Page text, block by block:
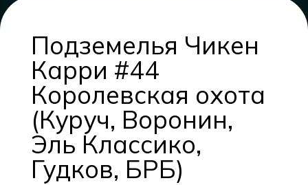
Подземелья Чикен
Карри #44
Королевская охота
(Куруч, Воронин,
Эль Классико,
Гудков, БРБ)